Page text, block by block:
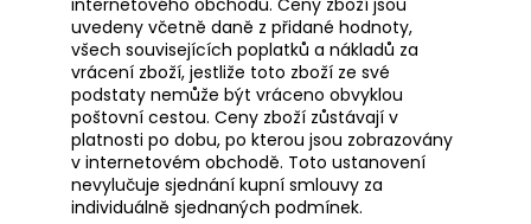
uvedeny včetně daně z přidané hodnoty,
všech souvisejících poplatků a nákladů za
vrácení zboží, jestliže toto zboží ze své
podstaty nemůže být vráceno obvyklou
poštovní cestou. Ceny zboží zůstávají v
platnosti po dobu, po kterou jsou zobrazovány
v internetovém obchodě. Toto ustanovení
nevylučuje sjednání kupní smlouvy za
individuálně sjednaných podmínek.
VACQUYERAS
GRAND
DAUVERGNE/RANVIER